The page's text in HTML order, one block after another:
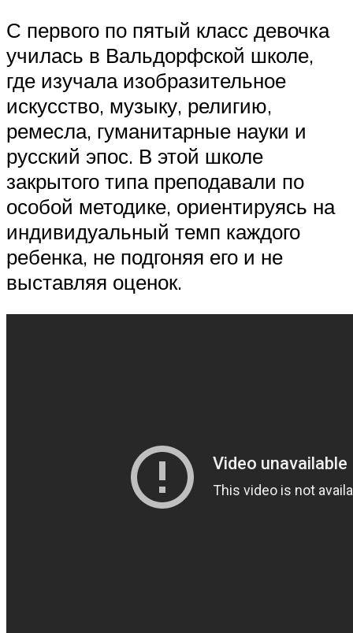
С первого по пятый класс девочка
училась в Вальдорфской школе,
где изучала изобразительное
искусство, музыку, религию,
ремесла, гуманитарные науки и
русский эпос. В этой школе
закрытого типа преподавали по
особой методике, ориентируясь на
индивидуальный темп каждого
ребенка, не подгоняя его и не
выставляя оценок.